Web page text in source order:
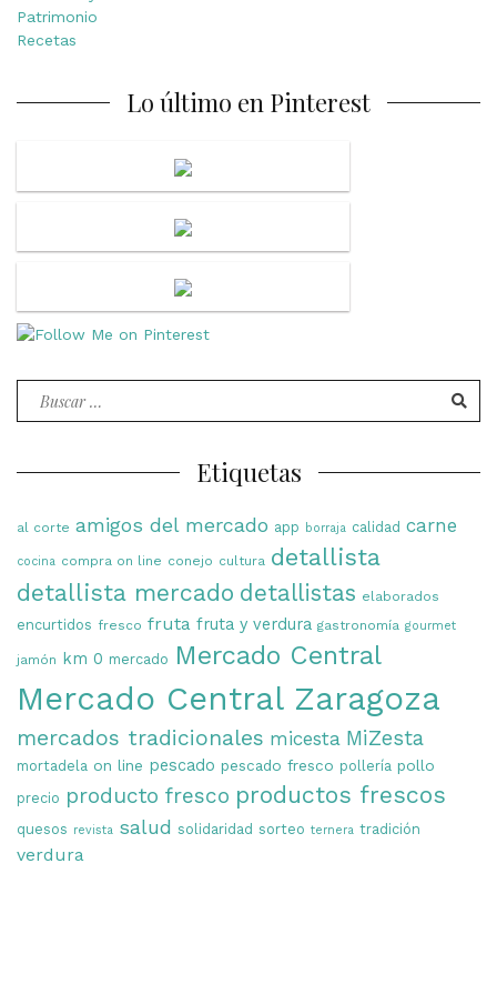
Patrimonio
Recetas
Lo último en Pinterest
Etiquetas
al corte amigos del mercado app borraja calidad carne
cocina compra on line conejo cultura detallista
detallista mercado detallistas elaborados
encurtidos fresco fruta fruta y verdura gastronomía gourmet
jamón km 0 mercado Mercado Central
Mercado Central Zaragoza
mercados tradicionales micesta MiZesta
mortadela on line pescado pescado fresco pollería pollo
precio producto fresco productos frescos
quesos revista salud solidaridad sorteo ternera tradición
verdura